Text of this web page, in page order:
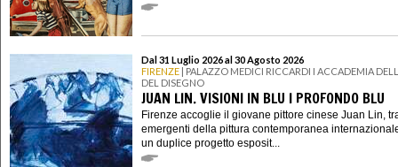
Dal 31 Luglio 2026 al 30 Agosto 2026
FIRENZE | PALAZZO MEDICI RICCARDI I ACCADEMIA
DEL DISEGNO
JUAN LIN. VISIONI IN BLU I PROFONDO BLU
Firenze accoglie il giovane pittore cinese Juan Lin,
emergenti della pittura contemporanea
un duplice progetto esposit...